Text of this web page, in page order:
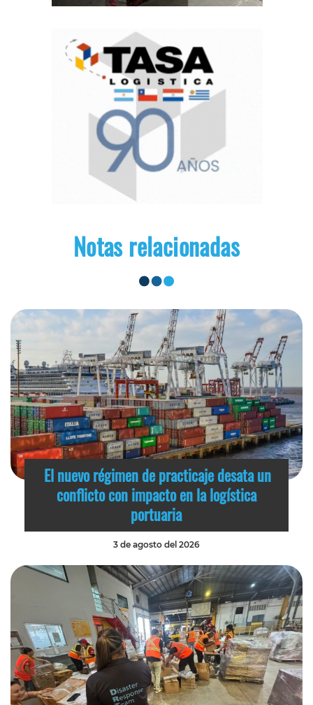
Notas relacionadas
El nuevo régimen de practicaje desata un
conflicto con impacto en la logística
portuaria
3 de agosto del 2026